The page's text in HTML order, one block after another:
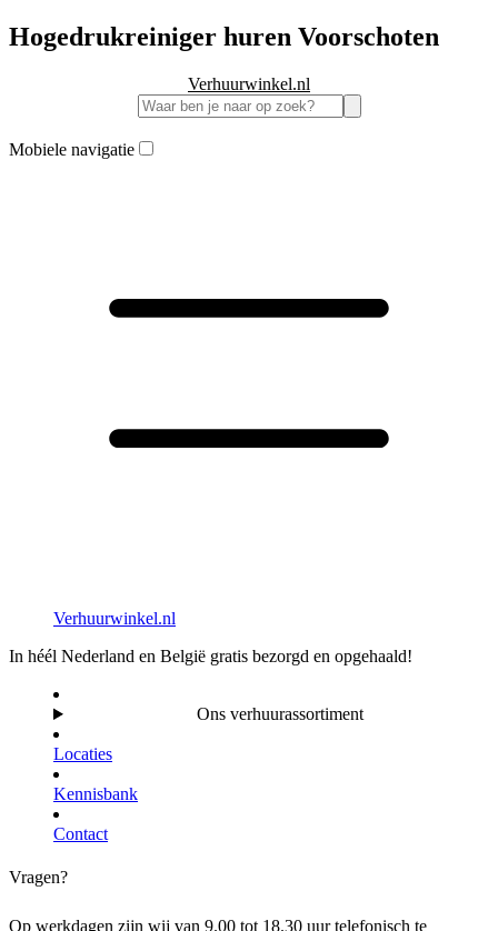
Hogedrukreiniger huren Voorschoten
Verhuurwinkel.nl
Mobiele navigatie
Verhuurwinkel.nl
In héél Nederland en België gratis bezorgd en opgehaald!
Ons verhuurassortiment
Locaties
Kennisbank
Contact
Vragen?
Op werkdagen zijn wij van 9.00 tot 18.30 uur telefonisch te